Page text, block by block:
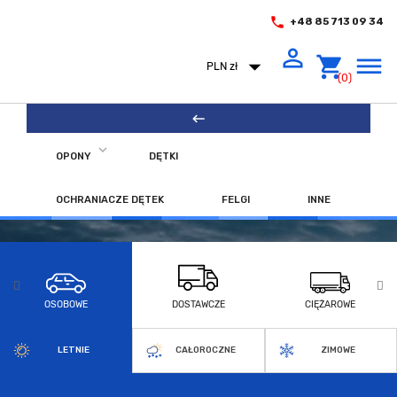
phone +48 85 713 09 34
shopping_cart(0) dehaze
PLN zł arrow_drop_down person_outline
keyboard_backspace
OPONY expand_more DĘTKI
OCHRANIACZE DĘTEK FELGI INNE
OSOBOWE DOSTAWCZE CIĘŻAROWE
LETNIE CAŁOROCZNE ZIMOWE